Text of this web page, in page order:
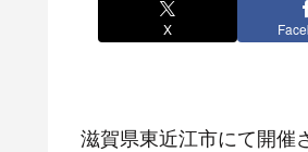
X
滋賀県東近江市にて開催